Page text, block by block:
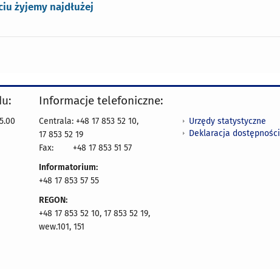
żyjemy najdłużej
Informacje telefoniczne:
Centrala: +48 17 853 52 10,
17 853 52 19
Fax:
+48 17 853 51 57
Informatorium:
+48 17 853 57 55
REGON:
+48 17 853 52 10, 17 853 52 19,
wew.101, 151
Urzędy statystyczne
Deklaracja dostępności